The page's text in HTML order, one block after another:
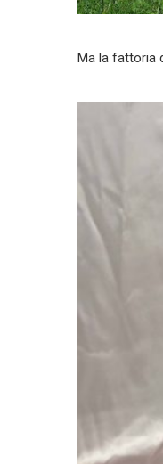
Ma la fattoria